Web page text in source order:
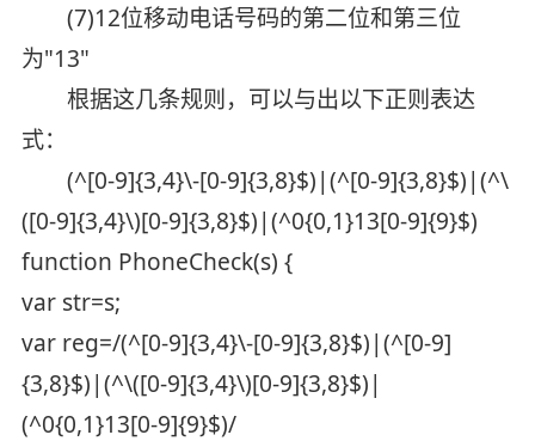
(7)12位移动电话号码的第二位和第三位
为"13"
根据这几条规则，可以与出以下正则表达
式：
(^[0-9]{3,4}\-[0-9]{3,8}$)|(^[0-9]{3,8}$)|(^\
([0-9]{3,4}\)[0-9]{3,8}$)|(^0{0,1}13[0-9]{9}$)
function PhoneCheck(s) {
var str=s;
var reg=/(^[0-9]{3,4}\-[0-9]{3,8}$)|(^[0-9]
{3,8}$)|(^\([0-9]{3,4}\)[0-9]{3,8}$)|
(^0{0,1}13[0-9]{9}$)/